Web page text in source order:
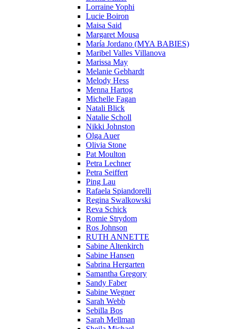
Lorraine Yophi
Lucie Boiron
Maisa Said
Margaret Mousa
María Jordano (MYA BABIES)
Maribel Valles Villanova
Marissa May
Melanie Gebhardt
Melody Hess
Menna Hartog
Michelle Fagan
Natali Blick
Natalie Scholl
Nikki Johnston
Olga Auer
Olivia Stone
Pat Moulton
Petra Lechner
Petra Seiffert
Ping Lau
Rafaela Spiandorelli
Regina Swalkowski
Reva Schick
Romie Strydom
Ros Johnson
RUTH ANNETTE
Sabine Altenkirch
Sabine Hansen
Sabrina Hergarten
Samantha Gregory
Sandy Faber
Sabine Wegner
Sarah Webb
Sebilla Bos
Sarah Mellman